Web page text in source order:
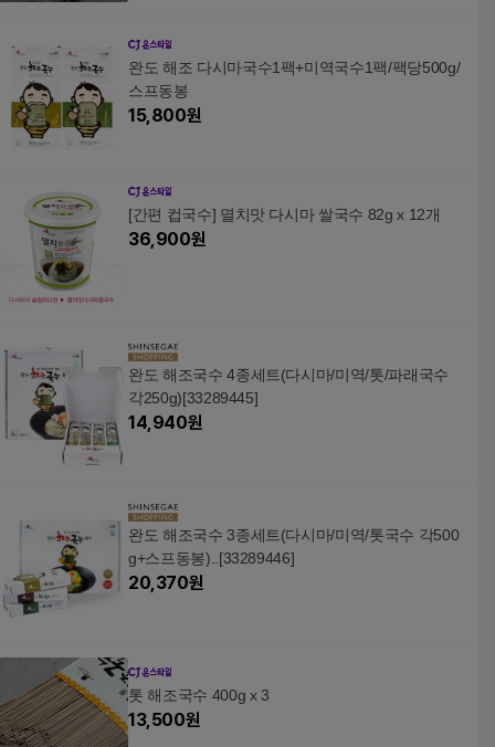
완도 해조 다시마국수1팩+미역국수1팩/팩당500g/
스프동봉
15,800원
[간편 컵국수] 멸치맛 다시마 쌀국수 82g x 12개
36,900원
완도 해조국수 4종세트(다시마/미역/톳/파래국수
각250g)[33289445]
14,940원
완도 해조국수 3종세트(다시마/미역/톳국수 각500
g+스프동봉)..[33289446]
20,370원
톳 해조국수 400g x 3
13,500원